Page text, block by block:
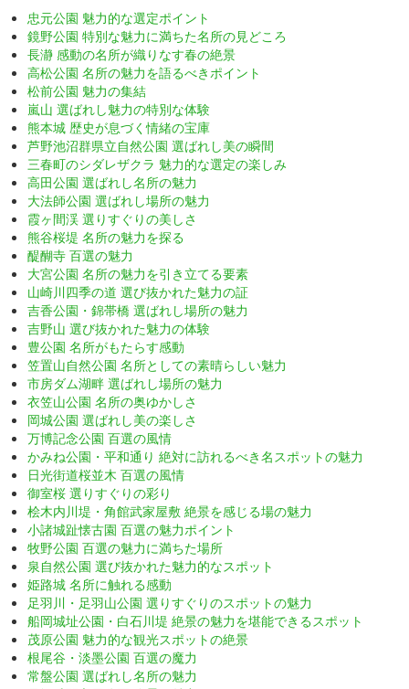
忠元公園 魅力的な選定ポイント
鏡野公園 特別な魅力に満ちた名所の見どころ
長瀞 感動の名所が織りなす春の絶景
高松公園 名所の魅力を語るべきポイント
松前公園 魅力の集結
嵐山 選ばれし魅力の特別な体験
熊本城 歴史が息づく情緒の宝庫
芦野池沼群県立自然公園 選ばれし美の瞬間
三春町のシダレザクラ 魅力的な選定の楽しみ
高田公園 選ばれし名所の魅力
大法師公園 選ばれし場所の魅力
霞ヶ間渓 選りすぐりの美しさ
熊谷桜堤 名所の魅力を探る
醍醐寺 百選の魅力
大宮公園 名所の魅力を引き立てる要素
山崎川四季の道 選び抜かれた魅力の証
吉香公園・錦帯橋 選ばれし場所の魅力
吉野山 選び抜かれた魅力の体験
豊公園 名所がもたらす感動
笠置山自然公園 名所としての素晴らしい魅力
市房ダム湖畔 選ばれし場所の魅力
衣笠山公園 名所の奥ゆかしさ
岡城公園 選ばれし美の楽しさ
万博記念公園 百選の風情
かみね公園・平和通り 絶対に訪れるべき名スポットの魅力
日光街道桜並木 百選の風情
御室桜 選りすぐりの彩り
桧木内川堤・角館武家屋敷 絶景を感じる場の魅力
小諸城趾懐古園 百選の魅力ポイント
牧野公園 百選の魅力に満ちた場所
泉自然公園 選び抜かれた魅力的なスポット
姫路城 名所に触れる感動
足羽川・足羽山公園 選りすぐりのスポットの魅力
船岡城址公園・白石川堤 絶景の魅力を堪能できるスポット
茂原公園 魅力的な観光スポットの絶景
根尾谷・淡墨公園 百選の魔力
常盤公園 選ばれし名所の魅力